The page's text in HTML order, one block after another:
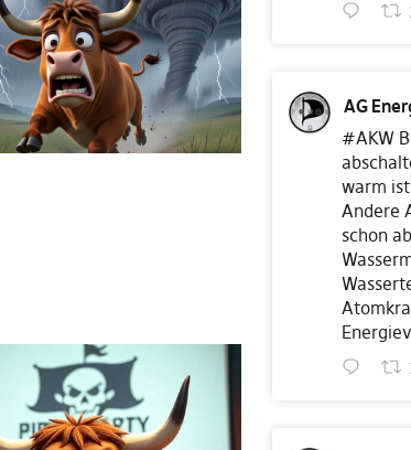
AG
#AKW
warm
Andere
schon